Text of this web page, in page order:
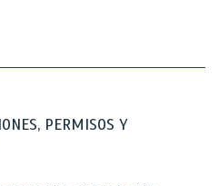
PERMISOS Y